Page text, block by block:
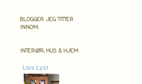
BLOGGER JEG TITTER
INNOM:
INTERIØR, HUS & HJEM
Livs Lyst